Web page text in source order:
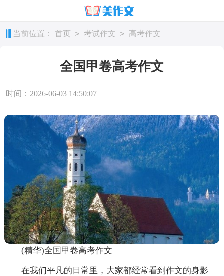
当前位置： 首页 > 考试作文 > 高考作文
全国甲卷高考作文
时间：2026-06-03 14:50:07
(精华)全国甲卷高考作文
在我们平凡的日常里，大家都经常看到作文的身影